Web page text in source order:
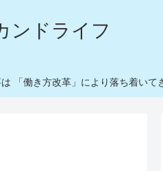
ンドライフ
「働き方改革」により落ち着いて